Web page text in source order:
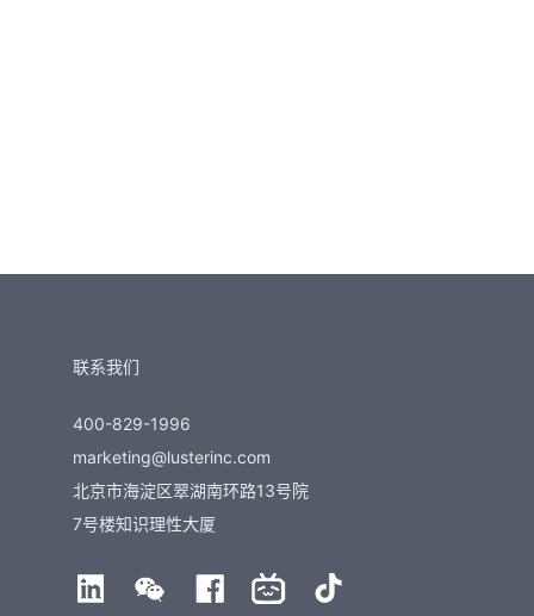
联系我们
400-829-1996
marketing@lusterinc.com
北京市海淀区翠湖南环路13号院
7号楼知识理性大厦